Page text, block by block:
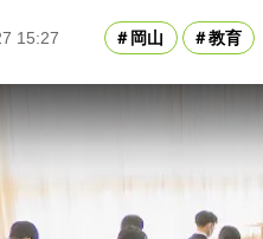
15:27 岡山 教育